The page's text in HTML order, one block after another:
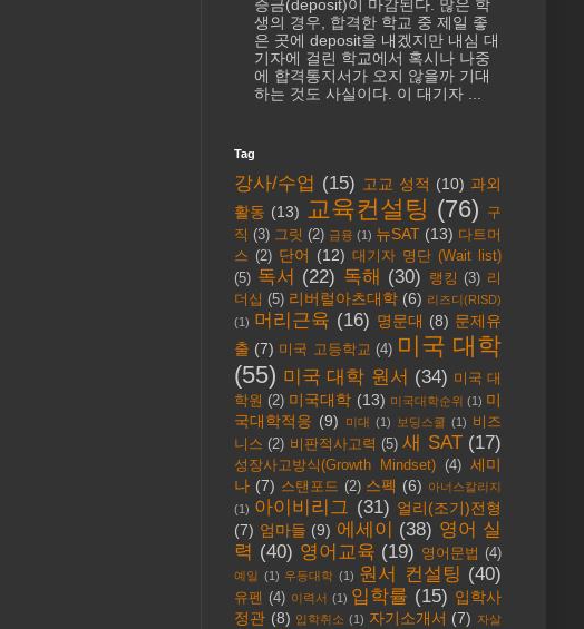
증금(deposit)이 마감된다. 많은 학
생의 경우, 합격한 학교 중 제일 좋
은 곳에 deposit을 내겠지만 내심 대
기자에 걸린 학교에서 혹시나 나중
에 합격통지서가 오지 않을까 기대
하는 것도 사실이다. 이 대기자 ...
Tag
강사/수업 (15) 고교 성적 (10) 과외
활동 (13) 교육컨설팅 (76)
구
직 (3) 그릿 (2) 금융 (1) 뉴SAT (13) 다트머
스 (2) 단어 (12) 대기자 명단 (Wait list)
(5) 독서 (22) 독해 (30) 랭킹 (3) 리
더십 (5) 리버럴아츠대학 (6) 리즈디(RISD)
(1) 머리근육 (16) 명문대 (8) 문제유
출 (7) 미국 고등학교 (4) 미국 대학
(55) 미국 대학 원서 (34) 미국 대
학원 (2) 미국대학 (13) 미국대학순위 (1) 미
국대학적응 (9) 미대 (1) 보딩스쿨 (1) 비즈
니스 (2) 비판적사고력 (5) 새 SAT (17)
성장사고방식(Growth Mindset) (4) 세미
나 (7) 스탠포드 (2) 스펙 (6) 아너스칼리지
(1) 아이비리그 (31) 얼리(조기)전형
(7) 엄마들 (9) 에세이 (38) 영어 실
력 (40) 영어교육 (19) 영어문법 (4)
예일 (1) 우등대학 (1) 원서 컨설팅 (40)
유펜 (4) 이력서 (1) 입학률 (15) 입학사
정관 (8) 입학취소 (1) 자기소개서 (7) 자살